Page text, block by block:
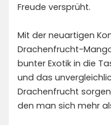
Freude versprüht.
Mit der neuartigen
Drachenfrucht-
bunter Exotik in die
und das
Drachenfrucht
den man sich mehr